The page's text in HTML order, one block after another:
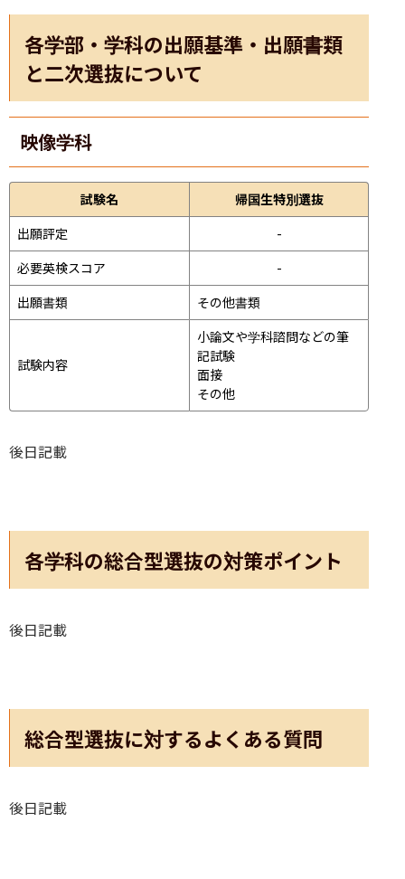
各学部・学科の出願基準・出願書類
と二次選抜について
映像学科
試験名
帰国生特別選抜
出願評定
-
必要英検スコア
-
出願書類
その他書類
試験内容
小論文や学科諮問などの筆
記試験
面接
その他
後日記載
各学科の総合型選抜の対策ポイント
後日記載
総合型選抜に対するよくある質問
後日記載